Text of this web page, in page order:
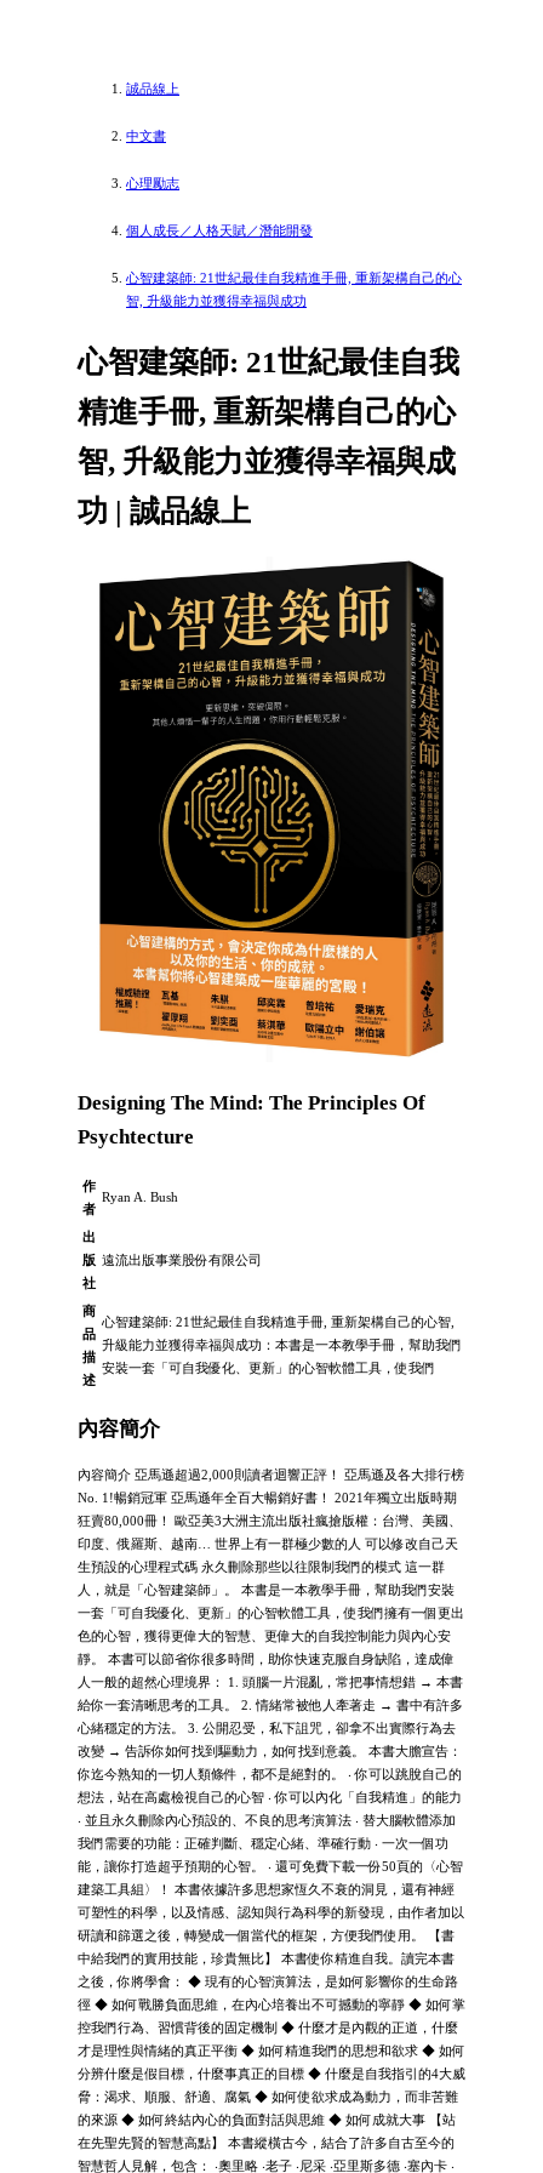
誠品線上
中文書
心理勵志
個人成長／人格天賦／潛能開發
心智建築師: 21世紀最佳自我精進手冊, 重新架構自己的心
智, 升級能力並獲得幸福與成功
心智建築師: 21世紀最佳自我
精進手冊, 重新架構自己的心
智, 升級能力並獲得幸福與成
功 | 誠品線上
Designing The Mind: The Principles Of
Psychtecture
作
者
Ryan A. Bush
出
版
社
遠流出版事業股份有限公司
商
品
描
述
心智建築師: 21世紀最佳自我精進手冊, 重新架構自己的心智,
升級能力並獲得幸福與成功：本書是一本教學手冊，幫助我們
安裝一套「可自我優化、更新」的心智軟體工具，使我們
內容簡介
內容簡介 亞馬遜超過2,000則讀者迴響正評！ 亞馬遜及各大排行榜
No. 1!暢銷冠軍 亞馬遜年全百大暢銷好書！ 2021年獨立出版時期
狂賣80,000冊！ 歐亞美3大洲主流出版社瘋搶版權：台灣、美國、
印度、俄羅斯、越南… 世界上有一群極少數的人 可以修改自己天
生預設的心理程式碼 永久刪除那些以往限制我們的模式 這一群
人，就是「心智建築師」。 本書是一本教學手冊，幫助我們安裝
一套「可自我優化、更新」的心智軟體工具，使我們擁有一個更出
色的心智，獲得更偉大的智慧、更偉大的自我控制能力與內心安
靜。 本書可以節省你很多時間，助你快速克服自身缺陷，達成偉
人一般的超然心理境界： 1. 頭腦一片混亂，常把事情想錯 → 本書
給你一套清晰思考的工具。 2. 情緒常被他人牽著走 → 書中有許多
心緒穩定的方法。 3. 公開忍受，私下詛咒，卻拿不出實際行為去
改變 → 告訴你如何找到驅動力，如何找到意義。 本書大膽宣告：
你迄今熟知的一切人類條件，都不是絕對的。 ‧ 你可以跳脫自己的
想法，站在高處檢視自己的心智 ‧ 你可以內化「自我精進」的能力
‧ 並且永久刪除內心預設的、不良的思考演算法 ‧ 替大腦軟體添加
我們需要的功能：正確判斷、穩定心緒、準確行動 ‧ 一次一個功
能，讓你打造超乎預期的心智。 ‧ 還可免費下載一份50頁的〈心智
建築工具組〉！ 本書依據許多思想家恆久不衰的洞見，還有神經
可塑性的科學，以及情感、認知與行為科學的新發現，由作者加以
研讀和篩選之後，轉變成一個當代的框架，方便我們使用。 【書
中給我們的實用技能，珍貴無比】 本書使你精進自我。讀完本書
之後，你將學會： ◆ 現有的心智演算法，是如何影響你的生命路
徑 ◆ 如何戰勝負面思維，在內心培養出不可撼動的寧靜 ◆ 如何掌
控我們行為、習慣背後的固定機制 ◆ 什麼才是內觀的正道，什麼
才是理性與情緒的真正平衡 ◆ 如何精進我們的思想和欲求 ◆ 如何
分辨什麼是假目標，什麼事真正的目標 ◆ 什麼是自我指引的4大威
脅：渴求、順服、舒適、腐氣 ◆ 如何使欲求成為動力，而非苦難
的來源 ◆ 如何終結內心的負面對話與思維 ◆ 如何成就大事 【站
在先聖先賢的智慧高點】 本書縱橫古今，結合了許多自古至今的
智慧哲人見解，包含： ‧奧里略 ‧老子 ‧尼采 ‧亞里斯多德 ‧塞內卡 ‧